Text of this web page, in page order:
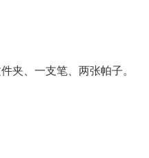
夹、一支笔、两张帕子。